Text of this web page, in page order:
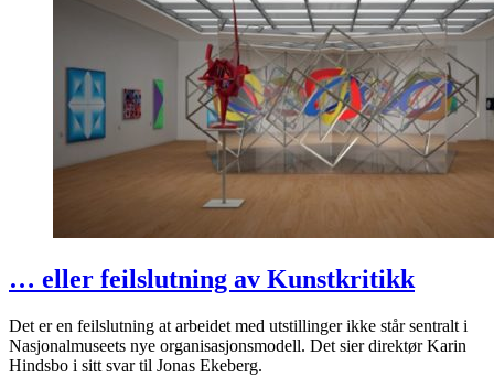
… eller feilslutning av Kunstkritikk
Det er en feilslutning at arbeidet med utstillinger ikke står sentralt i
Nasjonalmuseets nye organisasjonsmodell. Det sier direktør Karin
Hindsbo i sitt svar til Jonas Ekeberg.